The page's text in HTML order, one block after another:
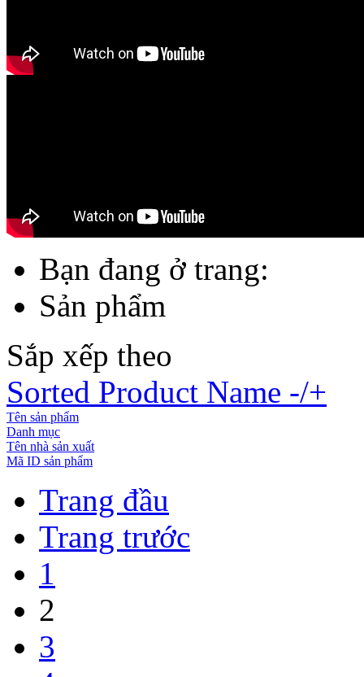
Bạn đang ở trang:
Sản phẩm
Sắp xếp theo
Sorted Product Name -/+
Tên sản phẩm
Danh mục
Tên nhà sản xuất
Mã ID sản phẩm
Trang đầu
Trang trước
1
2
3